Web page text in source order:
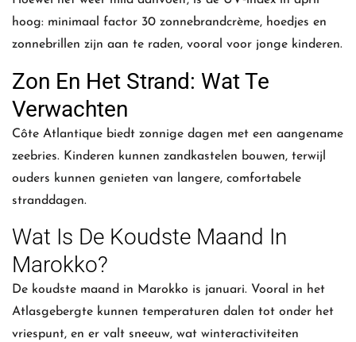
hoog: minimaal factor 30 zonnebrandcrème, hoedjes en
zonnebrillen zijn aan te raden, vooral voor jonge kinderen.
Zon En Het Strand: Wat Te
Verwachten
Côte Atlantique biedt zonnige dagen met een aangename
zeebries. Kinderen kunnen zandkastelen bouwen, terwijl
ouders kunnen genieten van langere, comfortabele
stranddagen.
Wat Is De Koudste Maand In
Marokko?
De koudste maand in Marokko is januari. Vooral in het
Atlasgebergte kunnen temperaturen dalen tot onder het
vriespunt, en er valt sneeuw, wat winteractiviteiten